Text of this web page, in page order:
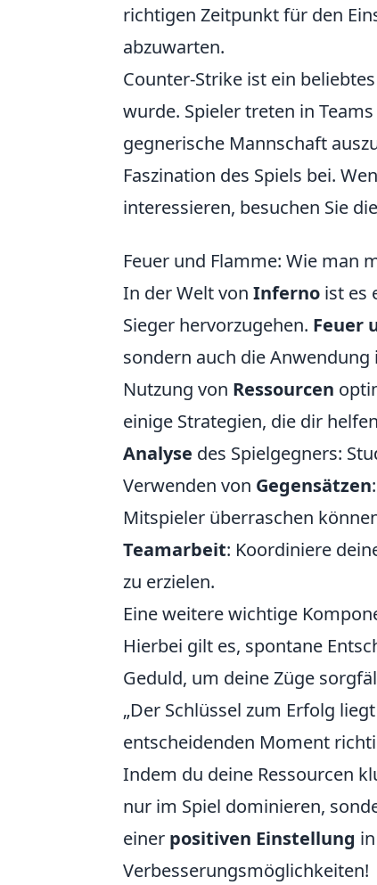
richtigen Zeitpunkt für den
abzuwarten.
Counter-Strike ist ein
wurde. Spieler treten in
gegnerische Mannschaft
Faszination des Spiels bei.
interessieren, besuchen Sie
Feuer und Flamme: Wie man
In der Welt von Inferno ist es
Sieger hervorzugehen. Feuer
sondern auch die
Nutzung von Ressourcen
einige Strategien, die dir
Analyse des Spielgegners:
Verwenden von Gegensätzen
Mitspieler überraschen
Teamarbeit: Koordiniere
zu erzielen.
Eine weitere wichtige
Hierbei gilt es, spontane
Geduld, um deine Züge
„Der Schlüssel zum Erfolg
entscheidenden Moment
Indem du deine Ressourcen
nur im Spiel dominieren,
einer positiven Einstellung
Verbesserungsmöglichkeiten!